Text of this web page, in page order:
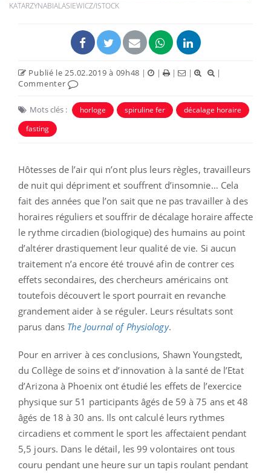
KATARZYNABIALASIEWICZ/ISTOCK
Publié le 25.02.2019 à 09h48 | | | |
|
Commenter
Mots clés : horloge spiruline fer
décalage horaire
fasting
Hôtesses de l’air qui n’ont plus leurs règles, travailleurs
de nuit qui dépriment et souffrent d’insomnie… Cela
fait des années que l’on sait que ne pas travailler à des
horaires réguliers et souffrir de décalage horaire affecte
le rythme circadien (biologique) des humains au point
d’altérer drastiquement leur qualité de vie. Si aucun
traitement n’a encore été trouvé afin de contrer ces
effets secondaires, des chercheurs américains ont
toutefois découvert le sport pourrait en revanche
grandement aider à se réguler. Leurs résultats sont
parus dans The Journal of Physiology.
Pour en arriver à ces conclusions, Shawn Youngstedt,
du Collège de soins et d’innovation à la santé de l’Etat
d’Arizona à Phoenix ont étudié les effets de l’exercice
physique sur 51 participants âgés de 59 à 75 ans et 48
âgés de 18 à 30 ans. Ils ont calculé leurs rythmes
circadiens et comment le sport les affectaient pendant
5,5 jours. Dans le détail, les 99 volontaires ont tous
couru pendant une heure sur un tapis roulant pendant